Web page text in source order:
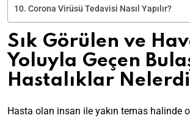
Corona Virüsü Tedavisi Nasıl Yapılır?
Sık Görülen ve
Yoluyla Geçen
Hastalıklar
Hasta olan insan ile yakın temas halinde